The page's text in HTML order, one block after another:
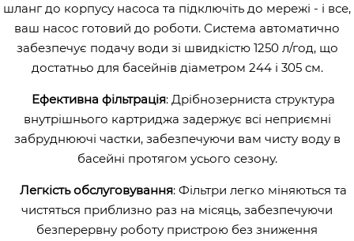
шланг до корпусу насоса та підключіть до мережі - і все,
ваш насос готовий до роботи. Система автоматично
забезпечує подачу води зі швидкістю 1250 л/год, що
достатньо для басейнів діаметром 244 і 305 см.
Ефективна фільтрація: Дрібнозерниста структура
внутрішнього картриджа задержує всі неприємні
забруднюючі частки, забезпечуючи вам чисту воду в
басейні протягом усього сезону.
Легкість обслуговування: Фільтри легко міняються та
чистяться приблизно раз на місяць, забезпечуючи
безперервну роботу пристрою без зниження